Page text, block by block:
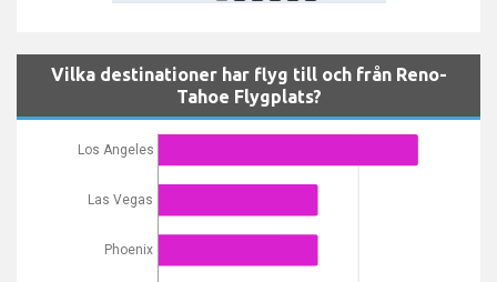
Vilka destinationer har flyg till och från Reno-
Tahoe Flygplats?
Los Angeles
Las Vegas
Phoenix